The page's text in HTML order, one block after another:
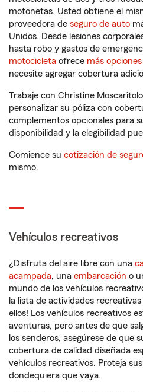
motonetas. Usted obtiene el
proveedora de seguro de auto
Unidos. Desde lesiones
hasta robo y gastos de
motocicleta ofrece más
necesite agregar cobertura
Trabaje con Christine
personalizar su póliza con
complementos opcionales para
disponibilidad y la elegibilidad
Comience su cotización de
mismo.
Vehículos recreativos
¿Disfruta del aire libre con una
acampada, una embarcación o
mundo de los vehículos
la lista de actividades
ellos! Los vehículos recreativos
aventuras, pero antes de que
los senderos, asegúrese de que
cobertura de calidad diseñada
vehículos recreativos. Proteja
dondequiera que vaya.